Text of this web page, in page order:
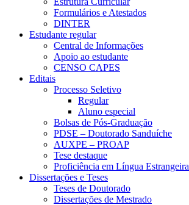
Formulários e Atestados
DINTER
Estudante regular
Central de Informações
Apoio ao estudante
CENSO CAPES
Editais
Processo Seletivo
Regular
Aluno especial
Bolsas de Pós-Graduação
PDSE – Doutorado Sanduíche
AUXPE – PROAP
Tese destaque
Proficiência em Língua Estrangeira
Dissertações e Teses
Teses de Doutorado
Dissertações de Mestrado